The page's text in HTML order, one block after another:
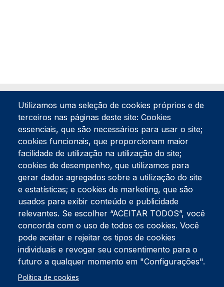
Tel:234 390 100Fax:234 390 100
Endereço Postal
Apartado 42
Rua Gil Eanes 31
3834-908 Gafanha da Nazaré
Estúdios
Rua Prior Guerra
Edifício do Centro Cultural da Gafanha da Nazaré
3830-556 Gafanha da Nazaré
Rodapé
Cookies Política de Privacidade
Utilizamos uma seleção de cookies próprios e de
terceiros nas páginas deste site: Cookies
essenciais, que são necessários para usar o site;
cookies funcionais, que proporcionam maior
facilidade de utilização na utilização do site;
cookies de desempenho, que utilizamos para
gerar dados agregados sobre a utilização do site
e estatísticas; e cookies de marketing, que são
usados para exibir conteúdo e publicidade
relevantes. Se escolher “ACEITAR TODOS”, você
concorda com o uso de todos os cookies. Você
pode aceitar e rejeitar os tipos de cookies
individuais e revogar seu consentimento para o
futuro a qualquer momento em "Configurações".
Política de cookies